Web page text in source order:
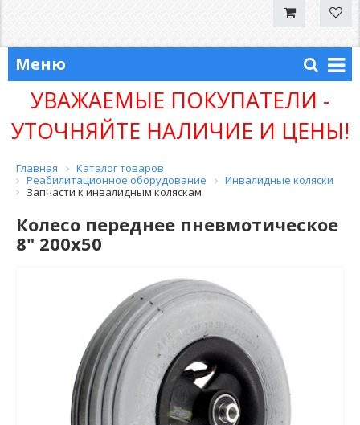
Меню
УВАЖАЕМЫЕ ПОКУПАТЕЛИ -
УТОЧНЯЙТЕ НАЛИЧИЕ И ЦЕНЫ!
Главная
Каталог товаров
Реабилитационное оборудование
Инвалидные коляски
Запчасти к инвалидным коляскам
Колесо переднее пневмотическое
8" 200х50